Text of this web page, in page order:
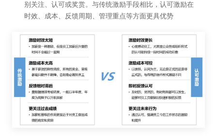
别关注、认可或奖赏。与传统激励手段相比，认可激励在
时效、成本、反馈周期、管理重点等方面更具优势